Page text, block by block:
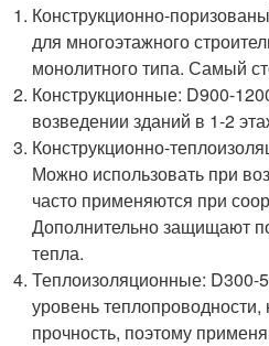
Конструкционно-
для многоэтажного
монолитного типа. Самый
Конструкционные: D900-
возведении зданий в 1-2
Конструкционно-
Можно использовать при
часто применяются при
Дополнительно защищают
тепла.
Теплоизоляционные: D300-
уровень
прочность, поэтому